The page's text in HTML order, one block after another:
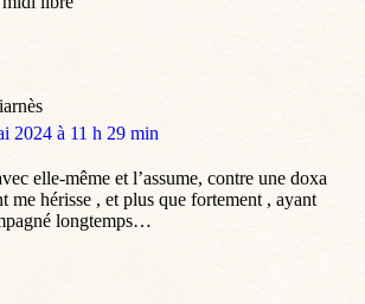
2024 à 11 h 29 min
elle-même et l’assume, contre une doxa
me hérisse , et plus que fortement , ayant
longtemps…